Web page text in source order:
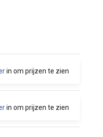
in om prijzen te zien
in om prijzen te zien